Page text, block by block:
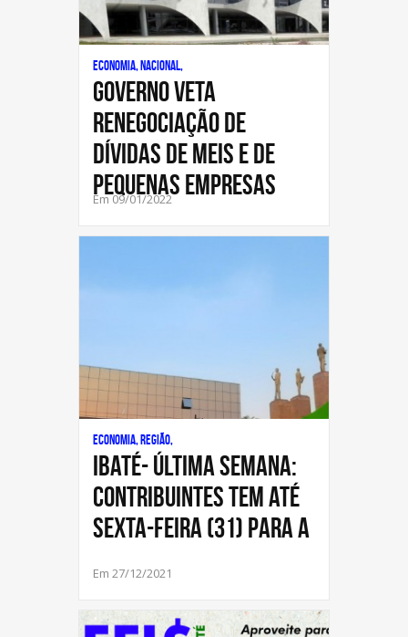
Economia, Nacional,
Governo veta
renegociação de
dívidas de MEIs e de
pequenas empresas
Em 09/01/2022
Economia, Região,
IBATÉ- Última Semana:
contribuintes tem até
sexta-feira (31) para a
Em 27/12/2021